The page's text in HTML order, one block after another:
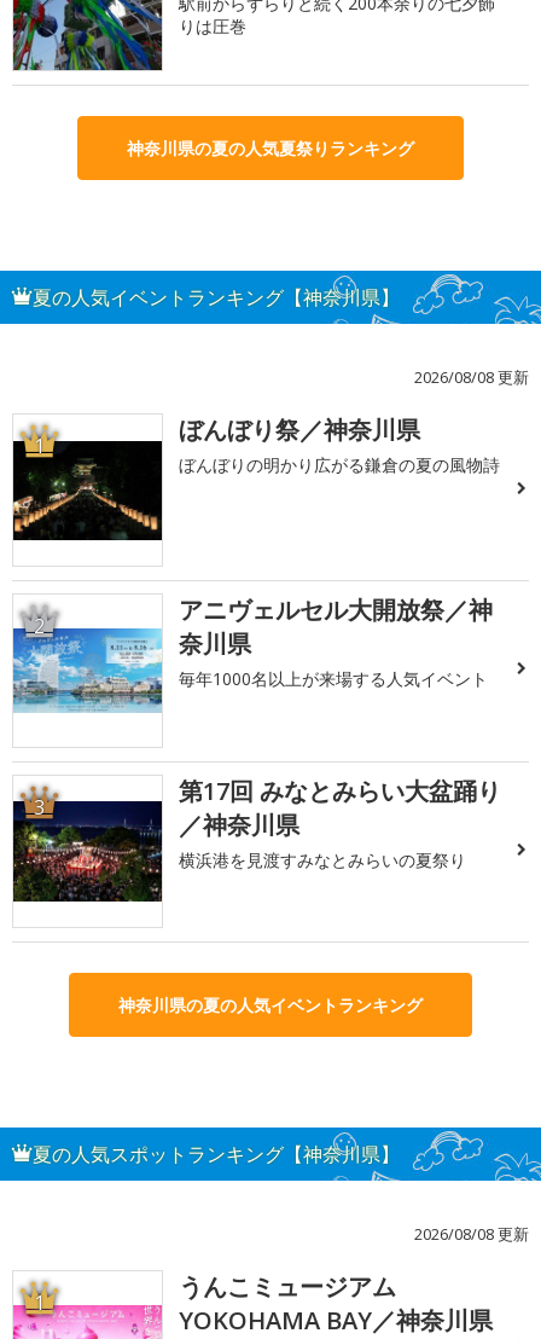
りは圧巻
神奈川県の夏の人気夏祭りランキング
夏の人気イベントランキング【神奈川県】
2026/08/08 更新
1 ぼんぼり祭／神奈川県
ぼんぼりの明かり広がる鎌倉の夏の風物詩
2
アニヴェルセル大開放祭／神
奈川県
毎年1000名以上が来場する人気イベント
3
第17回 みなとみらい大盆踊り
／神奈川県
横浜港を見渡すみなとみらいの夏祭り
神奈川県の夏の人気イベントランキング
夏の人気スポットランキング【神奈川県】
2026/08/08 更新
1
うんこミュージアム
YOKOHAMA BAY／神奈川県